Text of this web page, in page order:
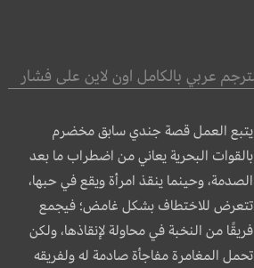
يتبع العمل قصة جندي سابق مخضرم
بالقوات البحرية يعاني من اضطراب ما بعد
الصدمة، وحينما ينقذ امرأة ويقع في حبها،
تتعرض للاختطاف بشكل غامض؛ فيجمع
فريقًا من النخبة في محاولة لإنقاذها، ولكن
تحمل المغامرة مفاجأة صادمة له ولفريقه